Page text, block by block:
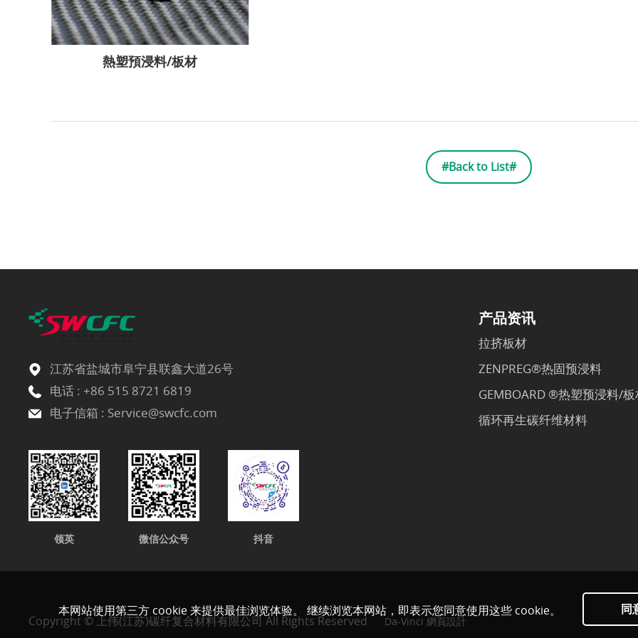
熱塑預浸料/板材
#Back to List#
本网站使用第三方 cookie 来提供最佳浏览体验。 继续浏览本网站，即表示您同意使用这些 cookie。 同
产品资讯
拉挤板材
ZENPREG®热固预浸料
GEMBOARD ®热塑预浸料/
循环再生碳纤维材料
江苏省盐城市阜宁县联鑫大道26号
电话 : +86 515 8721 6819
电子信箱 : Service@swcfc.com
领英 微信公众号 抖音
Copyright © 上伟(江苏)碳纤复合材料有限公司 All Rights Reserved Da-Vinci 網頁設計